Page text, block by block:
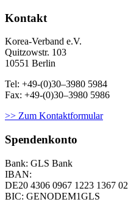
Kontakt
Korea-Ver­band e.V.
Quitzowstr. 103
10551 Berlin
Tel: +49-(0)30–3980 5984
Fax: +49-(0)30–3980 5986
>> Zum Kontaktformular
Spendenkonto
Bank: GLS Bank
IBAN:
DE20 4306 0967 1223 1367 02
BIC: GENODEM1GLS